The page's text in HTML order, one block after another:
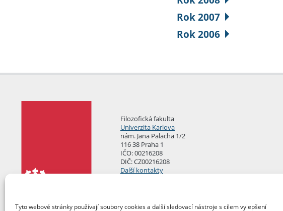
Tyto webové stránky používají soubory cookies a další sledovací nástroje s cílem vylepšení
Rok 2007
Rok 2006
Filozofická fakulta
Univerzita Karlova
nám. Jana Palacha 1/2
116 38 Praha 1
IČO: 00216208
DIČ: CZ00216208
Další kontakty